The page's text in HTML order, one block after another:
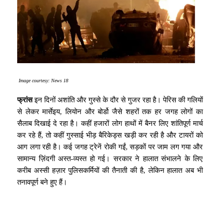
Image courtesy: News 18
फ्रांसइन दिनों अशांति और गुस्से के दौर से गुजर रहा है। पेरिस की गलियों
से लेकर मार्सेइय, लियोन और बोर्डो जैसे शहरों तक हर जगह लोगों का
सैलाब दिखाई दे रहा है। कहीं हजारों लोग हाथों में बैनर लिए शांतिपूर्ण मार्च
कर रहे हैं, तो कहीं गुस्साई भीड़ बैरिकेड्स खड़ी कर रही है और टायरों को
आग लगा रही है। कई जगह ट्रेनें रोकी गईं, सड़कों पर जाम लग गया और
सामान्य ज़िंदगी अस्त-व्यस्त हो गई। सरकार ने हालात संभालने के लिए
करीब अस्सी हज़ार पुलिसकर्मियों की तैनाती की है, लेकिन हालात अब भी
तनावपूर्ण बने हुए हैं।